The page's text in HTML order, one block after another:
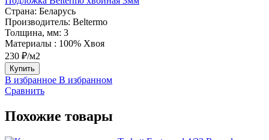
Страна: Беларусь
Производитель: Beltermo
Толщина, мм: 3
Материалы : 100% Хвоя
230 ₽/м2
Купить
В избранное В избранном
Сравнить
Похожие товары